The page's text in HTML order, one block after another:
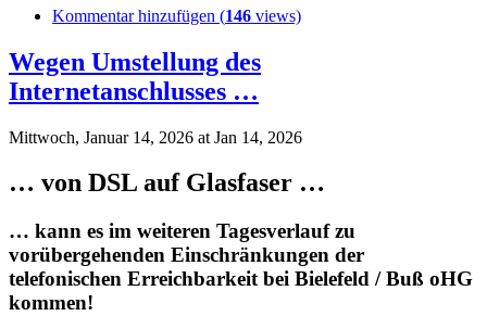
Kommentar hinzufügen (146 views)
Wegen Umstellung des
Internetanschlusses …
Mittwoch, Januar 14, 2026 at Jan 14, 2026
… von DSL auf Glasfaser …
… kann es im weiteren Tagesverlauf zu
vorübergehenden Einschränkungen der
telefonischen Erreichbarkeit bei Bielefeld / Buß oHG
kommen!